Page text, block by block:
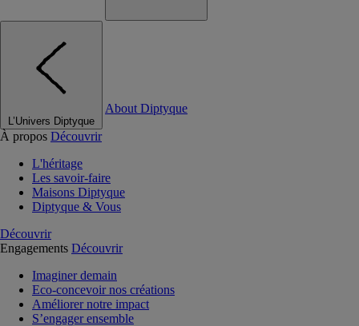
L’Univers Diptyque
About Diptyque
À propos Découvrir
L'héritage
Les savoir-faire
Maisons Diptyque
Diptyque & Vous
Découvrir
Engagements Découvrir
Imaginer demain
Eco-concevoir nos créations
Améliorer notre impact
S’engager ensemble